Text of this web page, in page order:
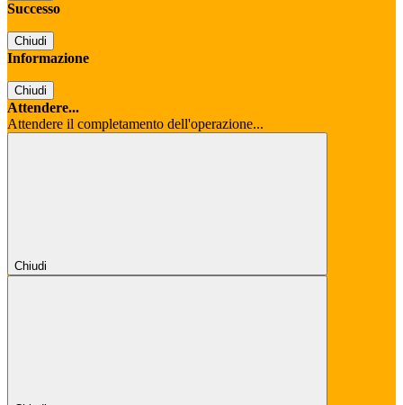
Successo
Chiudi
Informazione
Chiudi
Attendere...
Attendere il completamento dell'operazione...
Chiudi